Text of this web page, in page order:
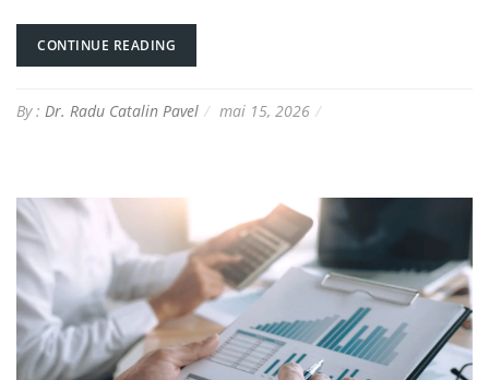
CONTINUE READING
By : Dr. Radu Catalin Pavel mai 15, 2026